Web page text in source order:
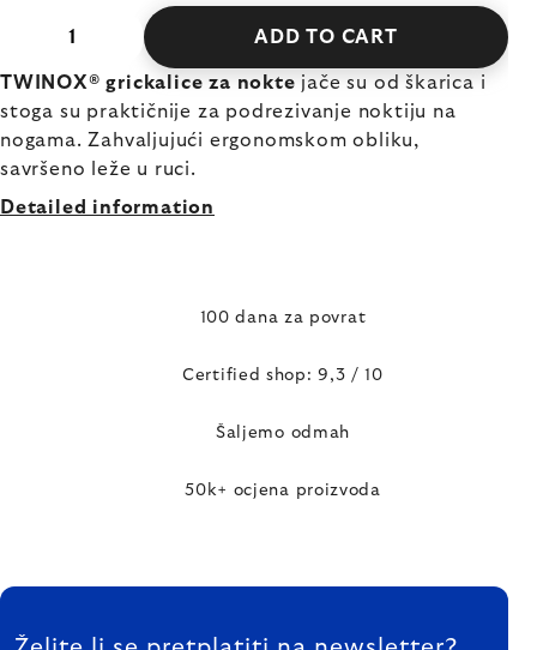
ADD TO CART
TWINOX® grickalice za nokte jače su od škarica i
stoga su praktičnije za podrezivanje noktiju na
nogama. Zahvaljujući ergonomskom obliku,
savršeno leže u ruci.
Detailed information
100 dana za povrat
Certified shop: 9,3 / 10
Šaljemo odmah
50k+ ocjena proizvoda
FOOTER